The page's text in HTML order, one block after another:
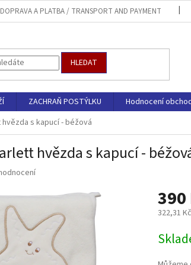
DOPRAVA A PLATBA / TRANSPORT AND PAYMENT
HLEDAT
ZACHRAŇ POSTÝLKU Hodnocení
s kapucí - béžová
hvězda s kapucí -
390
322,31
cena: